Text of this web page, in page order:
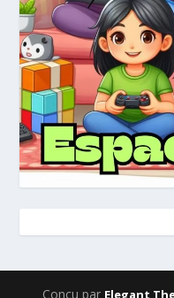
Conçu par Elegant